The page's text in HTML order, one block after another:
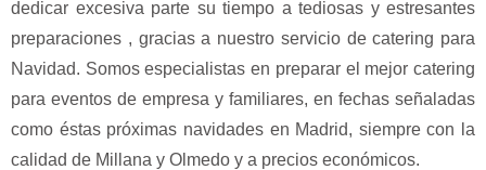
dedicar excesiva parte su tiempo a tediosas y estresantes
preparaciones , gracias a nuestro servicio de catering para
Navidad. Somos especialistas en preparar el mejor catering
para eventos de empresa y familiares, en fechas señaladas
como éstas próximas navidades en Madrid, siempre con la
calidad de Millana y Olmedo y a precios económicos.